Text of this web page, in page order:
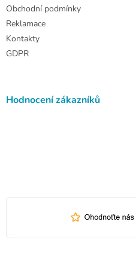
Obchodní podmínky
Reklamace
Kontakty
GDPR
Hodnocení zákazníků